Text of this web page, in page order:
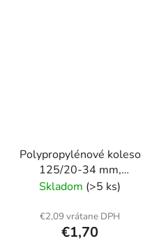
Polypropylénové koleso
125/20-34 mm,
samostatné
Skladom (>5 ks)
€2,09 vrátane DPH
€1,70